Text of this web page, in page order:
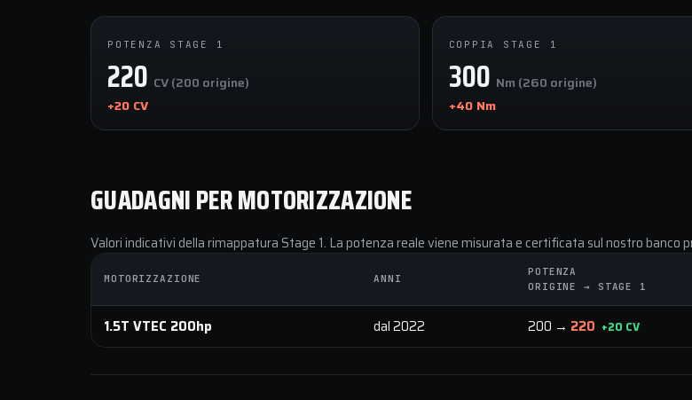
POTENZA STAGE 1
220 CV (200 origine)
+20 CV
COPPIA STAGE 1
300 Nm (260 origine)
+40 Nm
GUADAGNI PER MOTORIZZAZIONE
Valori indicativi della rimappatura Stage 1. La potenza reale viene misurata e certificata sul nostro banco
MOTORIZZAZIONE ANNI
POTENZA
ORIGINE → STAGE 1
1.5T VTEC 200hp dal 2022 200 → 220 +20 CV